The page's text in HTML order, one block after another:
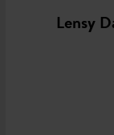
Lensy